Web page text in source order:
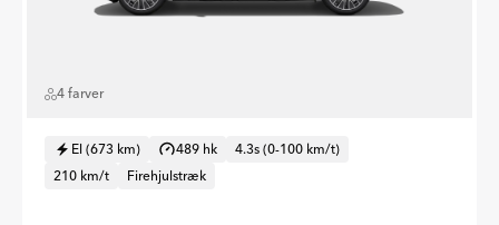
4 farver
El (673 km) 489 hk
4.3s (0-100 km/t)
210 km/t
Firehjulstræk